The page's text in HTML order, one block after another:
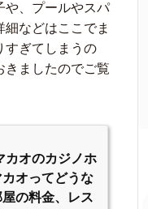
や、プールやスパ
などはここでま
すぎてしまうの
きましたのでご覧
カオのカジノホ
オってどうな
の料金、レス